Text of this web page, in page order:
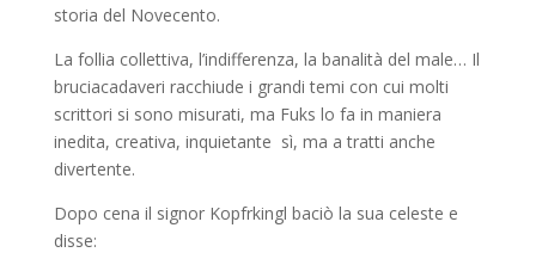
storia del Novecento.
La follia collettiva, l’indifferenza, la banalità del male… Il
bruciacadaveri racchiude i grandi temi con cui molti
scrittori si sono misurati, ma Fuks lo fa in maniera
inedita, creativa, inquietante sì, ma a tratti anche
divertente.
Dopo cena il signor Kopfrkingl baciò la sua celeste e
disse: